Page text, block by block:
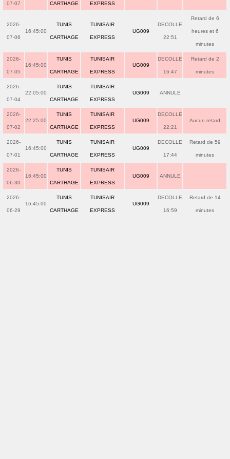
07-07 CARTHAGE EXPRESS
2026-
07-06
16:45:00
TUNIS
CARTHAGE
TUNISAIR
EXPRESS
UG009
DECOLLE
22:51
Retard de 6
heures et 6
minutes
2026-
07-05
16:45:00
TUNIS
CARTHAGE
TUNISAIR
EXPRESS
UG009
DECOLLE
16:47
Retard de 2
minutes
2026-
07-04
22:05:00
TUNIS
CARTHAGE
TUNISAIR
EXPRESS
UG009 ANNULE
2026-
07-02
22:25:00
TUNIS
CARTHAGE
TUNISAIR
EXPRESS
UG009
DECOLLE
22:21
Aucun retard
2026-
07-01
16:45:00
TUNIS
CARTHAGE
TUNISAIR
EXPRESS
UG009
DECOLLE
17:44
Retard de 59
minutes
2026-
06-30
16:45:00
TUNIS
CARTHAGE
TUNISAIR
EXPRESS
UG009 ANNULE
2026-
06-29
16:45:00
TUNIS
CARTHAGE
TUNISAIR
EXPRESS
UG009
DECOLLE
16:59
Retard de 14
minutes